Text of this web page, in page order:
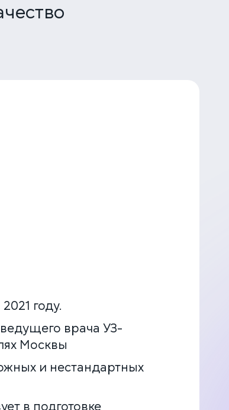
году.
врача УЗ-
Москвы
и нестандартных
в подготовке